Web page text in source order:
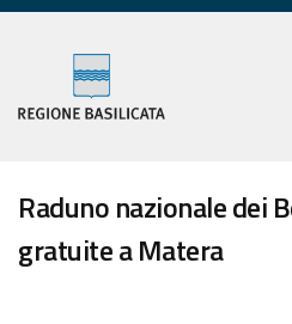
Raduno nazionale dei
gratuite a Matera